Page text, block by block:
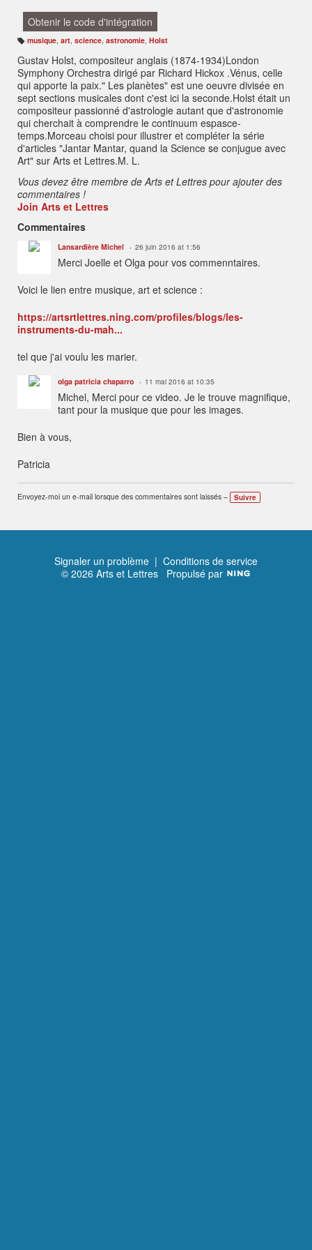
Obtenir le code d'intégration
B
ali
s
e
s
:
musique, art, science, astronomie, Holst
Gustav Holst, compositeur anglais (1874-1934)London
Symphony Orchestra dirigé par Richard Hickox .Vénus, celle
qui apporte la paix." Les planètes" est une oeuvre divisée en
sept sections musicales dont c'est ici la seconde.Holst était un
compositeur passionné d'astrologie autant que d'astronomie
qui cherchait à comprendre le continuum espasce-
temps.Morceau choisi pour illustrer et compléter la série
d'articles "Jantar Mantar, quand la Science se conjugue avec
Art" sur Arts et Lettres.M. L.
Vous devez être membre de Arts et Lettres pour ajouter des
commentaires !
Join Arts et Lettres
Commentaires
Lansardière Michel 26 juin 2016 at 1:56
Merci Joelle et Olga pour vos commenntaires.
Voici le lien entre musique, art et science :
https://artsrtlettres.ning.com/profiles/blogs/les-
instruments-du-mah...
tel que j'ai voulu les marier.
olga patricia chaparro 11 mai 2016 at 10:35
Michel, Merci pour ce video. Je le trouve magnifique,
tant pour la musique que pour les images.
Bien à vous,
Patricia
Envoyez-moi un e-mail lorsque des commentaires sont laissés – Suivre
Signaler un problème | Conditions de service
© 2026 Arts et Lettres Propulsé par